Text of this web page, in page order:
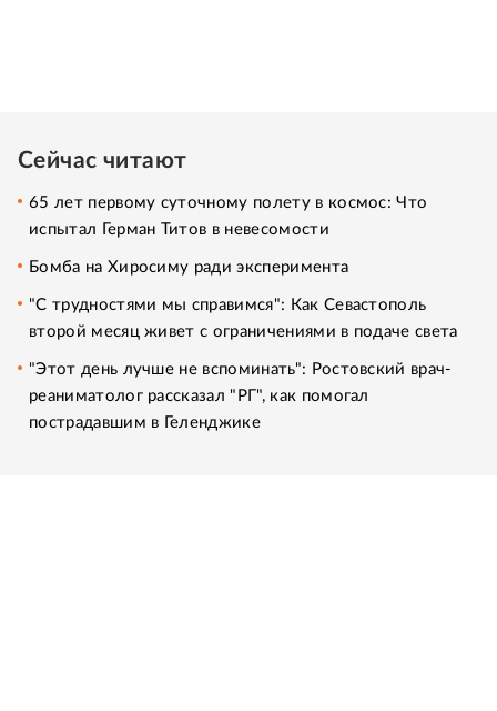
Сейчас читают
65 лет первому суточному полету в космос: Что
испытал Герман Титов в невесомости
Бомба на Хиросиму ради эксперимента
"С трудностями мы справимся": Как Севастополь
второй месяц живет с ограничениями в подаче света
"Этот день лучше не вспоминать": Ростовский врач-
реаниматолог рассказал "РГ", как помогал
пострадавшим в Геленджике